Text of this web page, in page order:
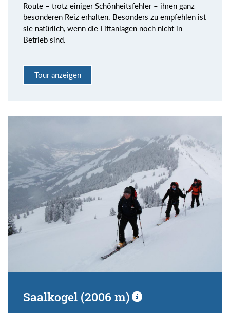
Route – trotz einiger Schönheitsfehler – ihren ganz
besonderen Reiz erhalten. Besonders zu empfehlen ist
sie natürlich, wenn die Liftanlagen noch nicht in
Betrieb sind.
Tour anzeigen
Saalkogel (2006 m)